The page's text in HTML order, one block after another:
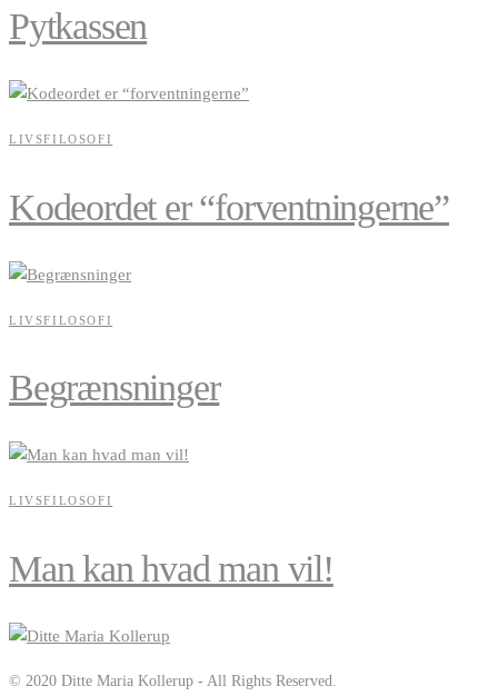
Pytkassen
LIVSFILOSOFI
Kodeordet er “forventningerne”
LIVSFILOSOFI
Begrænsninger
LIVSFILOSOFI
Man kan hvad man vil!
© 2020 Ditte Maria Kollerup - All Rights Reserved.